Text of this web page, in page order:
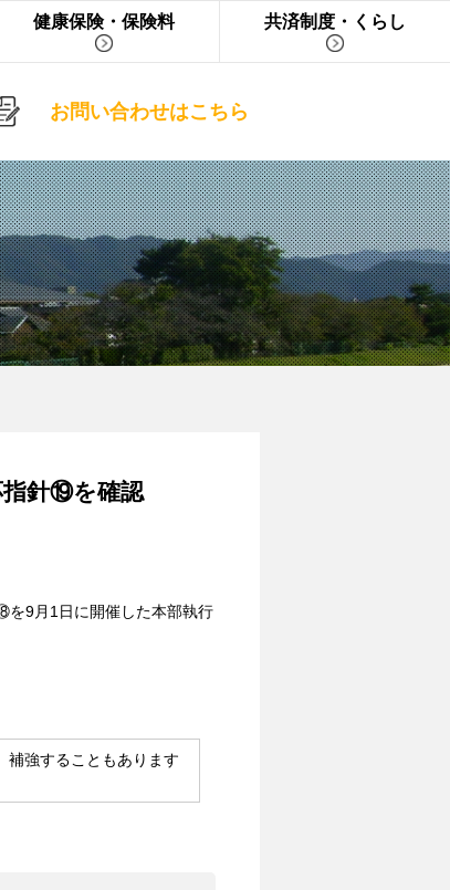
健康保険・保険料 共済制度・くらし
お問い合わせはこちら
指針⑲を確認
を9月1日に開催した本部執行
補強することもあります